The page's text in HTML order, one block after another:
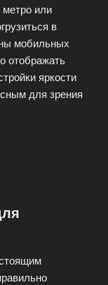
или
в
мобильных
отображать
яркости
для зрения